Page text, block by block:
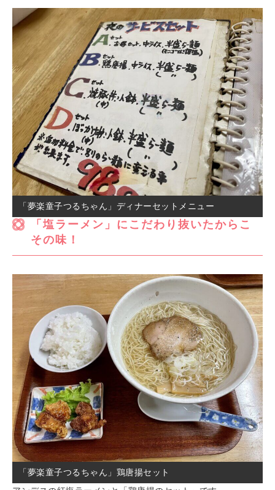
「夢楽童子つるちゃん」ディナーセットメニュー
「塩ラーメン」にこだわり抜いたからこ
その味！
「夢楽童子つるちゃん」鶏唐揚セット